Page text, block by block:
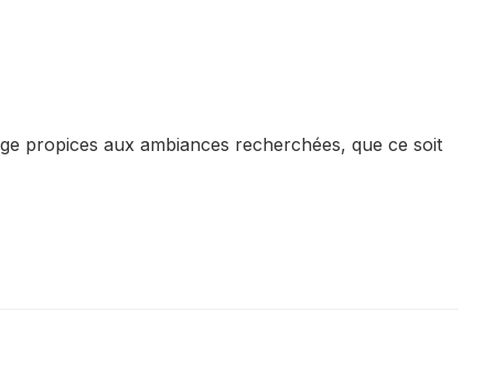
propices aux ambiances recherchées, que ce soit